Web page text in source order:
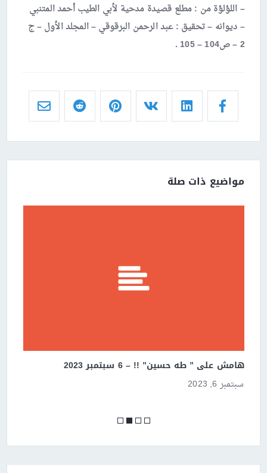
– اللؤلؤة من : مطلع قصيدة مدحية لأبي الطيب أحمد المتنبي
– ديوانه – تحقيق : عبد الرحمن البرقوقي – المجلد الأول – ج
2 – ص104 – 105 .
مواضيع ذات صلة
هامش على ” طه حسين” !! – 6 سبتمبر 2023
سبتمبر 6, 2023